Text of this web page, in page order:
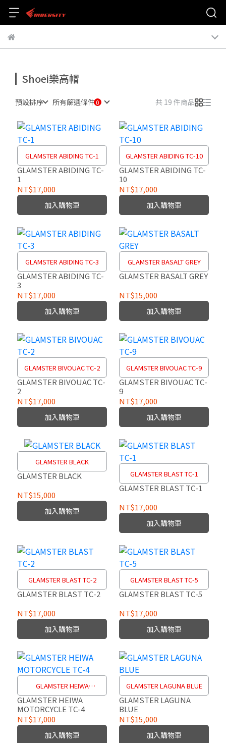
Shoei樂高帽
預設排序 所有篩選條件 共 19 件商品
GLAMSTER ABIDING TC-1
GLAMSTER ABIDING TC-
1
NT$17,000
加入購物車
GLAMSTER ABIDING TC-10
GLAMSTER ABIDING TC-
10
NT$17,000
加入購物車
GLAMSTER ABIDING TC-3
GLAMSTER ABIDING TC-
3
NT$17,000
加入購物車
GLAMSTER BASALT GREY
GLAMSTER BASALT GREY
NT$15,000
加入購物車
GLAMSTER BIVOUAC TC-2
GLAMSTER BIVOUAC TC-
2
NT$17,000
加入購物車
GLAMSTER BIVOUAC TC-9
GLAMSTER BIVOUAC TC-
9
NT$17,000
加入購物車
GLAMSTER BLACK
GLAMSTER BLACK
NT$15,000
加入購物車
GLAMSTER BLAST TC-1
GLAMSTER BLAST TC-1
NT$17,000
加入購物車
GLAMSTER BLAST TC-2
GLAMSTER BLAST TC-2
NT$17,000
加入購物車
GLAMSTER BLAST TC-5
GLAMSTER BLAST TC-5
NT$17,000
加入購物車
GLAMSTER HEIWA
MOTORCYCLE TC-4
GLAMSTER HEIWA
MOTORCYCLE TC-4
NT$17,000
加入購物車
GLAMSTER LAGUNA BLUE
GLAMSTER LAGUNA
BLUE
NT$15,000
加入購物車